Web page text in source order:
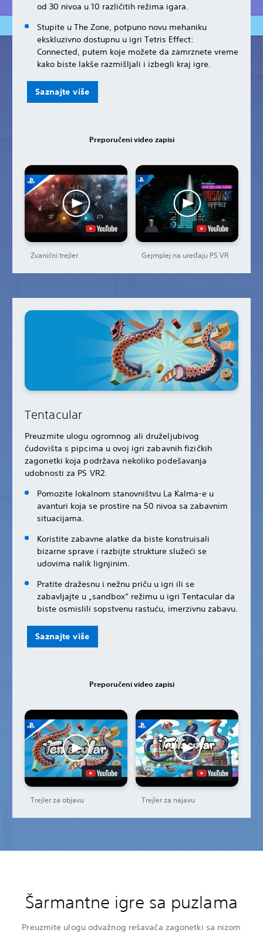
od 30 nivoa u 10 različitih režima igara.
Stupite u The Zone, potpuno novu mehaniku
ekskluzivno dostupnu u igri Tetris Effect:
Connected, putem koje možete da zamrznete vreme
kako biste lakše razmišljali i izbegli kraj igre.
Saznajte više
Preporučeni video zapisi
Zvanični trejler Gejmplej na uređaju PS VR
Tentacular
Preuzmite ulogu ogromnog ali druželjubivog
čudovišta s pipcima u ovoj igri zabavnih fizičkih
zagonetki koja podržava nekoliko podešavanja
udobnosti za PS VR2.
Pomozite lokalnom stanovništvu La Kalma-e u
avanturi koja se prostire na 50 nivoa sa zabavnim
situacijama.
Koristite zabavne alatke da biste konstruisali
bizarne sprave i razbijte strukture služeći se
udovima nalik lignjinim.
Pratite dražesnu i nežnu priču u igri ili se
zabavljajte u „sandbox“ režimu u igri Tentacular da
biste osmislili sopstvenu rastuću, imerzivnu zabavu.
Saznajte više
Preporučeni video zapisi
Trejler za objavu Trejler za najavu
Šarmantne igre sa puzlama
Preuzmite ulogu odvažnog rešavača zagonetki sa nizom